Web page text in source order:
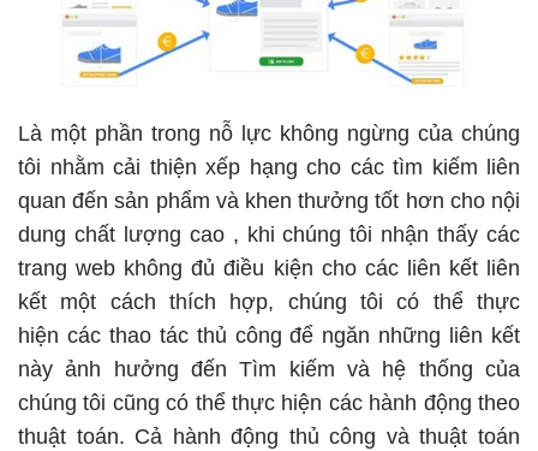
Là một phần trong nỗ lực không ngừng của chúng
tôi nhằm cải thiện xếp hạng cho các tìm kiếm liên
quan đến sản phẩm và khen thưởng tốt hơn cho nội
dung chất lượng cao, khi chúng tôi nhận thấy các
trang web không đủ điều kiện cho các liên kết liên
kết một cách thích hợp, chúng tôi có thể thực
hiện các thao tác thủ công để ngăn những liên kết
này ảnh hưởng đến Tìm kiếm và hệ thống của
chúng tôi cũng có thể thực hiện các hành động theo
thuật toán. Cả hành động thủ công và thuật toán